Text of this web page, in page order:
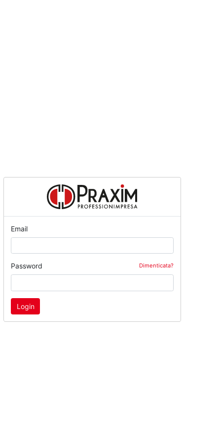
Email
Password Dimenticata?
Login